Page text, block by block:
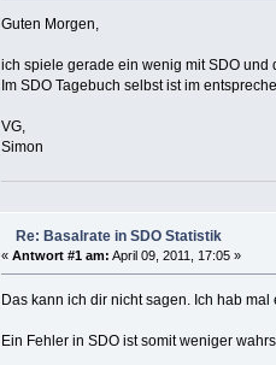
Guten Morgen,
ich spiele gerade ein wenig mit SDO und
Im SDO Tagebuch selbst ist im
VG,
Simon
Re: Basalrate in SDO Statistik
« Antwort #1 am: April 09, 2011, 17:05 »
Das kann ich dir nicht sagen. Ich hab
Ein Fehler in SDO ist somit weniger